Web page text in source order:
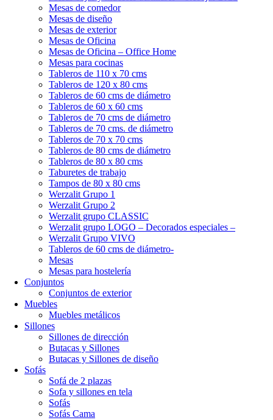
Mesas de comedor
Mesas de diseño
Mesas de exterior
Mesas de Oficina
Mesas de Oficina – Office Home
Mesas para cocinas
Tableros de 110 x 70 cms
Tableros de 120 x 80 cms
Tableros de 60 cms de diámetro
Tableros de 60 x 60 cms
Tableros de 70 cms de diámetro
Tableros de 70 cms. de diámetro
Tableros de 70 x 70 cms
Tableros de 80 cms de diámetro
Tableros de 80 x 80 cms
Taburetes de trabajo
Tampos de 80 x 80 cms
Werzalit Grupo 1
Werzalit Grupo 2
Werzalit grupo CLASSIC
Werzalit grupo LOGO – Decorados especiales –
Werzalit Grupo VIVO
Tableros de 60 cms de diámetro-
Mesas
Mesas para hostelería
Conjuntos
Conjuntos de exterior
Muebles
Muebles metálicos
Sillones
Sillones de dirección
Butacas y Sillones
Butacas y Sillones de diseño
Sofás
Sofá de 2 plazas
Sofa y sillones en tela
Sofás
Sofás Cama